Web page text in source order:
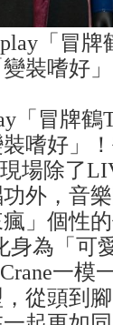
「冒牌
裝嗜好」
「冒牌鶴
嗜好」
現場除了
外，音
」個性
身為「可
一
從頭到